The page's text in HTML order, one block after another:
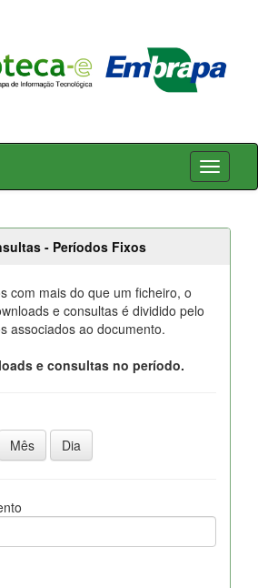
- Períodos Fixos
com mais do que um ficheiro, o
e consultas é dividido pelo
associados ao documento.
e consultas no período.
Mês Dia